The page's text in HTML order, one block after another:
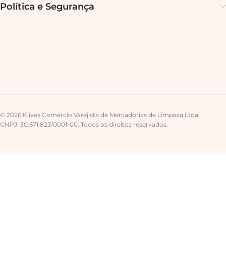
Política e Segurança
© 2026 Klivex Comércio Varejista de Mercadorias de Limpeza Ltda
CNPJ: 30.671.823/0001-00. Todos os direitos reservados.